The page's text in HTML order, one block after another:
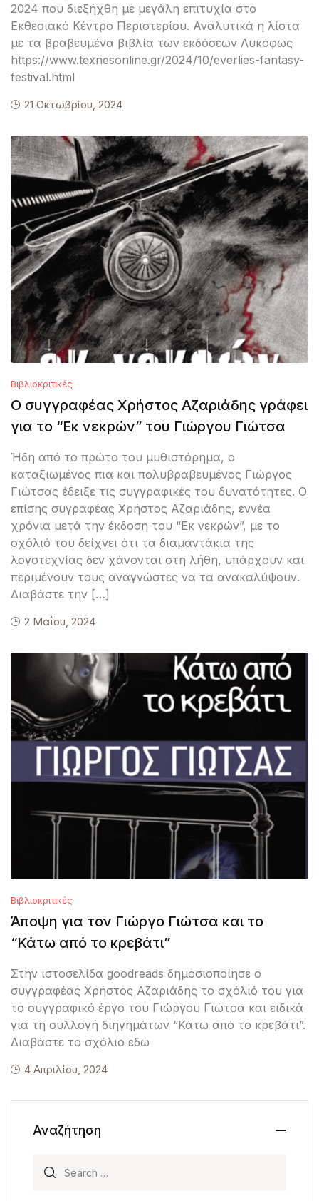
2024 που διεξήχθη με μεγάλη επιτυχία στο
Εκθεσιακό Κέντρο Περιστερίου. Αναλυτικά η λίστα
με τα βραβευμένα βιβλία των εκδόσεων Λυκόφως
https://www.texnesonline.gr/2024/10/everlies-fantasy-
festival.html
21 Οκτωβρίου, 2024
Βιβλιοκριτικές
Ο συγγραφέας Χρήστος Αζαριάδης γράφει
για το “Εκ νεκρών” του Γιώργου Γιώτσα
Ήδη από το πρώτο του μυθιστόρημα, ο
καταξιωμένος πια και πολυβραβευμένος Γιώργος
Γιώτσας έδειξε τις συγγραφικές του δυνατότητες. Ο
επίσης συγραφέας Χρήστος Αζαριάδης, εννέα
χρόνια μετά την έκδοση του “Εκ νεκρών”, με το
σχόλιό του δείχνει ότι τα διαμαντάκια της
λογοτεχνίας δεν χάνονται στη λήθη, υπάρχουν και
περιμένουν τους αναγνώστες να τα ανακαλύψουν.
Διαβάστε την […]
2 Μαΐου, 2024
Βιβλιοκριτικές
Άποψη για τον Γιώργο Γιώτσα και το
“Κάτω από το κρεβάτι”
Στην ιστοσελίδα goodreads δημοσιοποίησε ο
συγγραφέας Χρήστος Αζαριάδης το σχόλιό του για
το συγγραφικό έργο του Γιώργου Γιώτσα και ειδικά
για τη συλλογή διηγημάτων “Κάτω από το κρεβάτι”.
Διαβάστε το σχόλιο εδώ
4 Απριλίου, 2024
Αναζήτηση